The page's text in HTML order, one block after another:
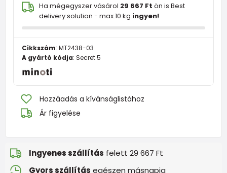
Ha mégegyszer vásárol 29 667 Ft ön is Best
delivery solution - max.10 kg ingyen!
Cikkszám: MT2438-03
A gyártó kódja: Secret 5
Hozzáadás a kívánságlistához
Ár figyelése
Ingyenes szállítás felett 29 667 Ft
Gyors szállítás egészen másnapig